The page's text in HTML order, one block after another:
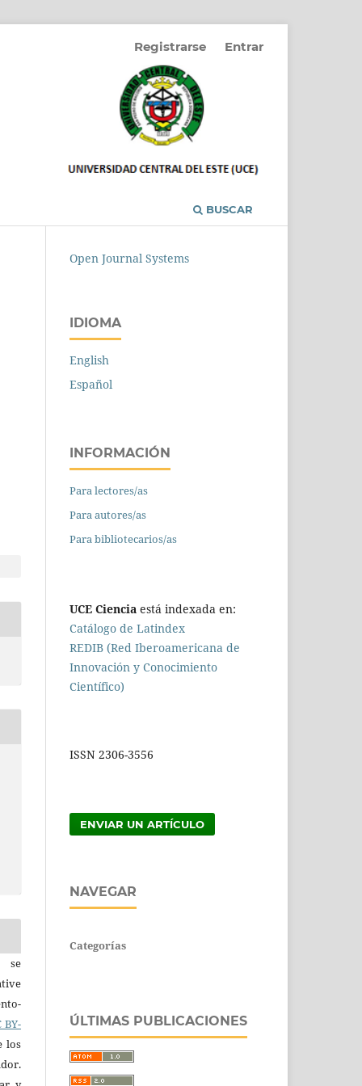
BUSCAR
Registrarse Entrar
se
BY-
los
Open Journal Systems
IDIOMA
English
Español
INFORMACIÓN
Para lectores/as
Para autores/as
Para bibliotecarios/as
UCE Ciencia está indexada en:
Catálogo de Latindex
REDIB (Red Iberoamericana de
Innovación y Conocimiento
Científico)
ISSN 2306-3556
ENVIAR UN ARTÍCULO
NAVEGAR
Categorías
ÚLTIMAS PUBLICACIONES